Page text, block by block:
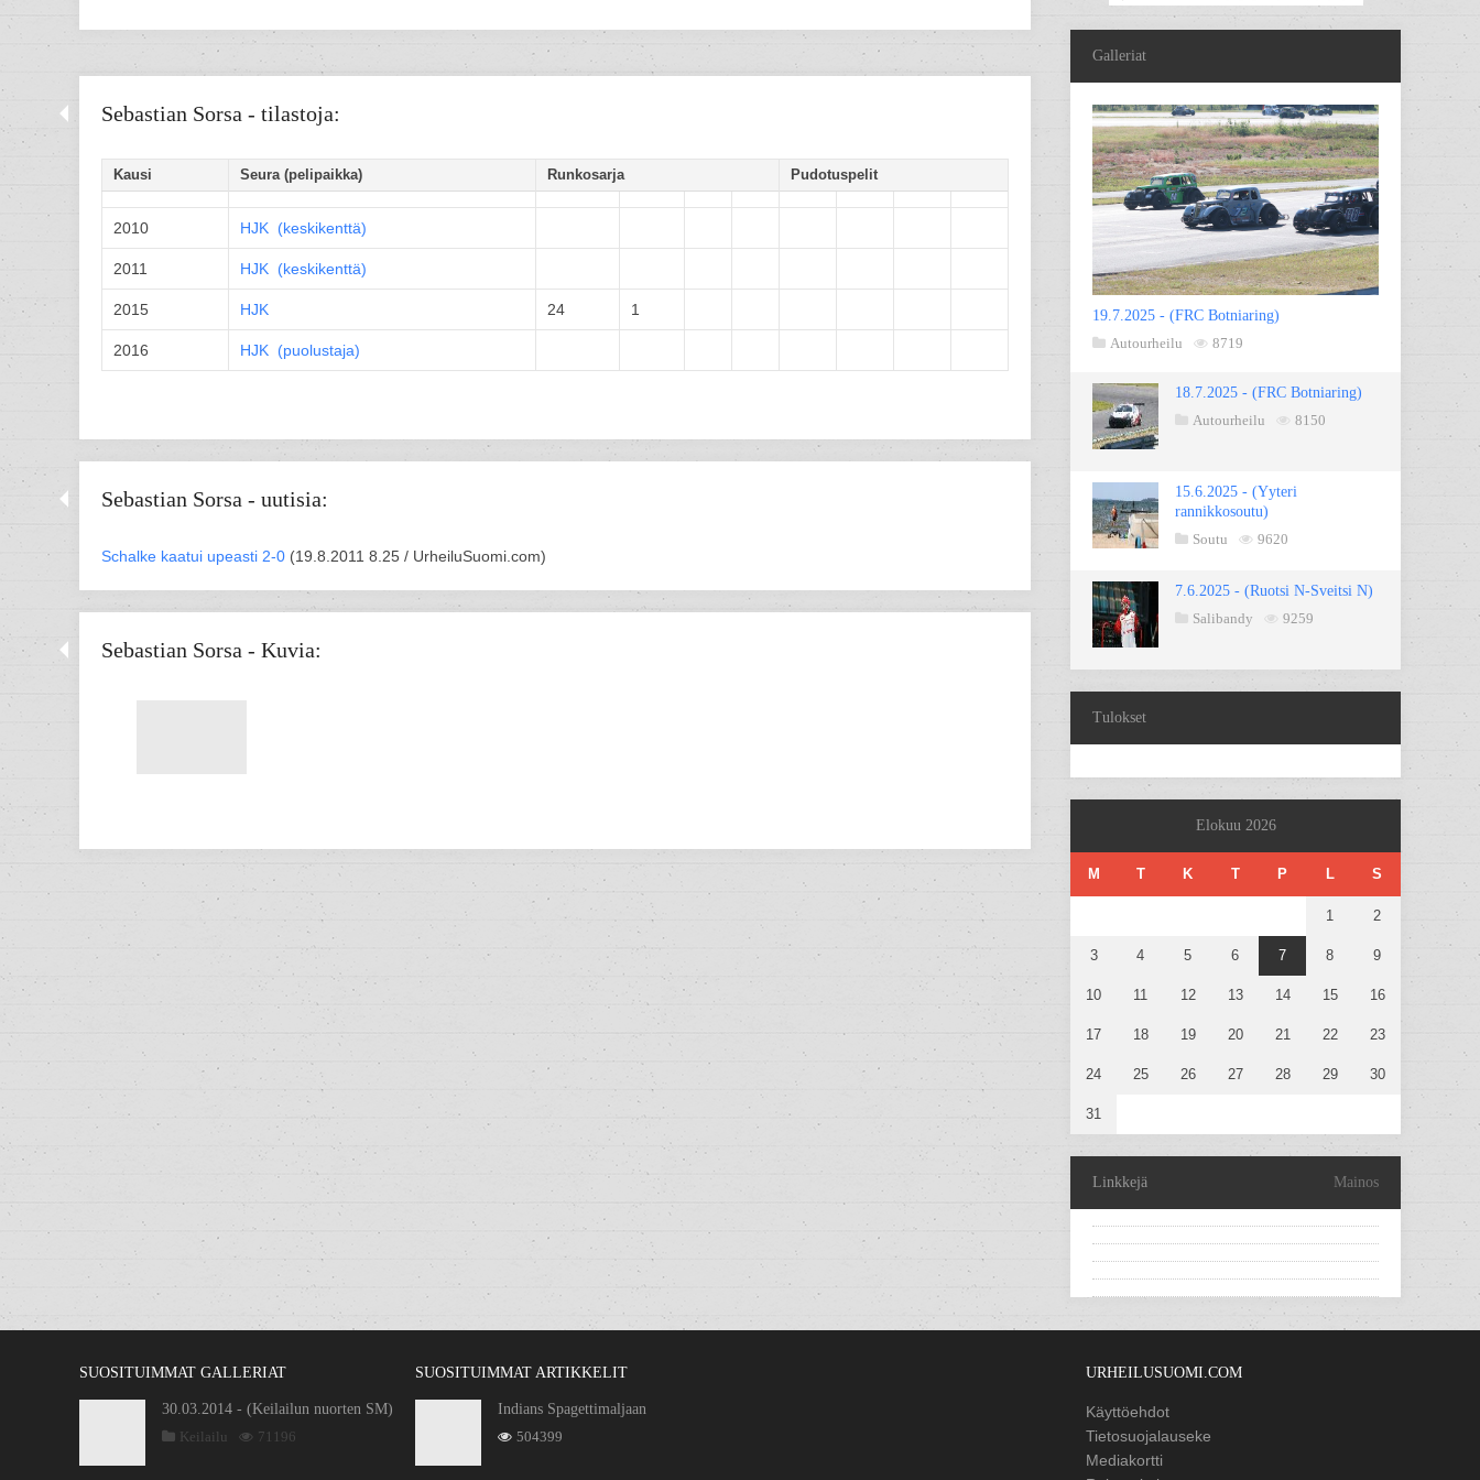
Sebastian Sorsa - tilastoja:
Kausi Seura (pelipaikka) Runkosarja Pudotuspelit
2010 HJK (keskikenttä)
2011 HJK (keskikenttä)
2015 HJK 24 1
2016 HJK (puolustaja)
Sebastian Sorsa - uutisia:
Schalke kaatui upeasti 2-0 (19.8.2011 8.25 / UrheiluSuomi.com)
Sebastian Sorsa - Kuvia:
Galleriat
19.7.2025 - (FRC Botniaring)
Autourheilu
8719
18.7.2025 - (FRC Botniaring)
Autourheilu
8150
15.6.2025 - (Yyteri
rannikkosoutu)
Soutu
9620
7.6.2025 - (Ruotsi N-Sveitsi N)
Salibandy
9259
Tulokset
Elokuu 2026
M T K T P L S
1 2
3 4 5 6 7 8 9
10 11 12 13 14 15 16
17 18 19 20 21 22 23
24 25 26 27 28 29 30
31
Linkkejä Mainos
SUOSITUIMMAT GALLERIAT
30.03.2014 - (Keilailun nuorten SM)
Keilailu
71196
SUOSITUIMMAT ARTIKKELIT
Indians Spagettimaljaan
504399
URHEILUSUOMI.COM
Käyttöehdot
Tietosuojalauseke
Mediakortti